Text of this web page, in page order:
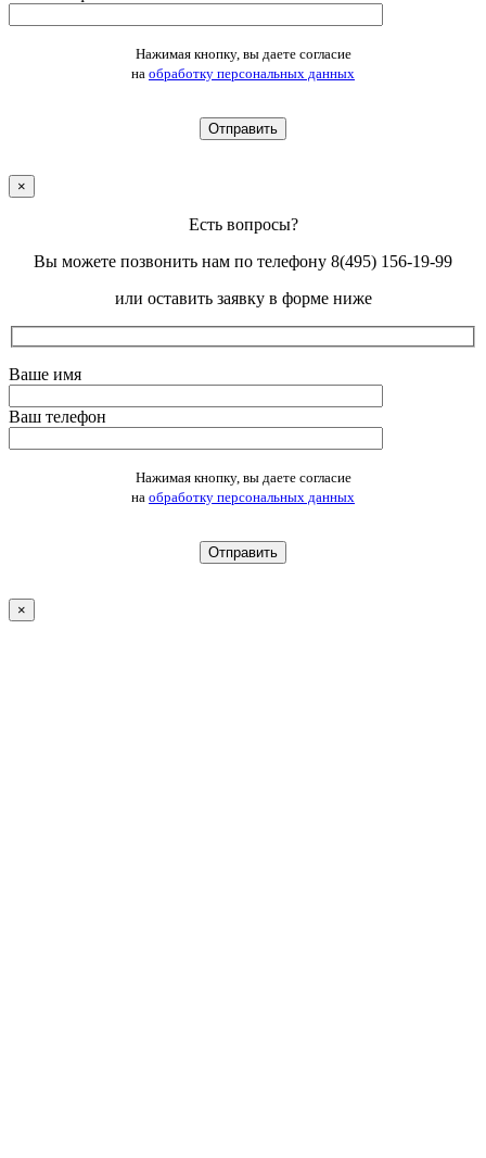
Оставьте это поле пустым.Нажимая кнопку, вы даете согласие
на обработку персональных данных
×
Есть вопросы?
Вы можете позвонить нам по телефону 8(495) 156-19-99
или оставить заявку в форме ниже
Ваше имя
Ваш телефон
Оставьте это поле пустым.Нажимая кнопку, вы даете согласие
на обработку персональных данных
×